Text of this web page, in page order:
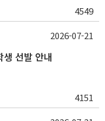
4549
선발 안내
4151
2026-07-21